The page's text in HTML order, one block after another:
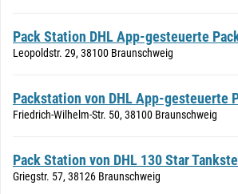
Pack Station DHL App-gesteuerte
Leopoldstr. 29, 38100 Braunschweig
Packstation von DHL App-gesteuerte
Friedrich-Wilhelm-Str. 50, 38100 Braunschweig
Pack Station von DHL 130 Star
Griegstr. 57, 38126 Braunschweig